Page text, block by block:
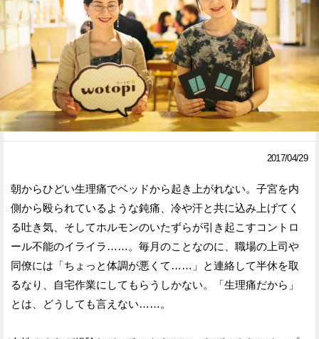
ピ
アイテム
検
ウートピとは？
Facebook
シ
ア
す
る
Twitter
シ
ア
す
る
2017/04/29
朝からひどい生理痛でベッドから起き上がれない。子宮を内
側から殴られているような鈍痛、冷や汗と共に込み上げてく
る吐き気、そしてホルモンのいたずらが引き起こすコントロ
ール不能のイライラ……。毎月のことなのに、職場の上司や
同僚には「ちょっと体調が悪くて……」と連絡して半休を取
るなり、自宅作業にしてもらうしかない。「生理痛だから」
とは、どうしても言えない……。